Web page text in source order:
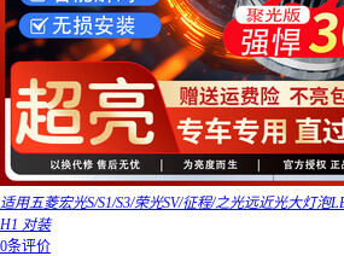
适用五菱宏光S/S1/S3/荣光SV/征程/之光远近光大灯泡
H1 对装
0条评价